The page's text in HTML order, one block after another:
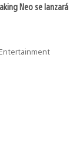
Neo se lanzará